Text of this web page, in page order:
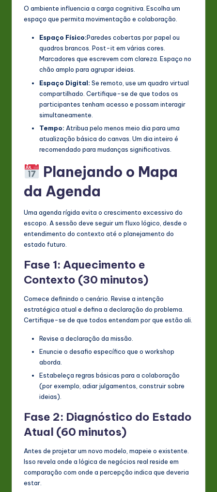
O ambiente influencia a carga cognitiva. Escolha um
espaço que permita movimentação e colaboração.
Espaço Físico:Paredes cobertas por papel ou
quadros brancos. Post-it em várias cores.
Marcadores que escrevem com clareza. Espaço no
chão amplo para agrupar ideias.
Espaço Digital: Se remoto, use um quadro virtual
compartilhado. Certifique-se de que todos os
participantes tenham acesso e possam interagir
simultaneamente.
Tempo: Atribua pelo menos meio dia para uma
atualização básica do canvas. Um dia inteiro é
recomendado para mudanças significativas.
Planejando o Mapa
da Agenda
Uma agenda rígida evita o crescimento excessivo do
escopo. A sessão deve seguir um fluxo lógico, desde o
entendimento do contexto até o planejamento do
estado futuro.
Fase 1: Aquecimento e
Contexto (30 minutos)
Comece definindo o cenário. Revise a intenção
estratégica atual e defina a declaração do problema.
Certifique-se de que todos entendam por que estão ali.
Revise a declaração da missão.
Enuncie o desafio específico que o workshop
aborda.
Estabeleça regras básicas para a colaboração
(por exemplo, adiar julgamentos, construir sobre
ideias).
Fase 2: Diagnóstico do Estado
Atual (60 minutos)
Antes de projetar um novo modelo, mapeie o existente.
Isso revela onde a lógica de negócios real reside em
comparação com onde a percepção indica que deveria
estar.